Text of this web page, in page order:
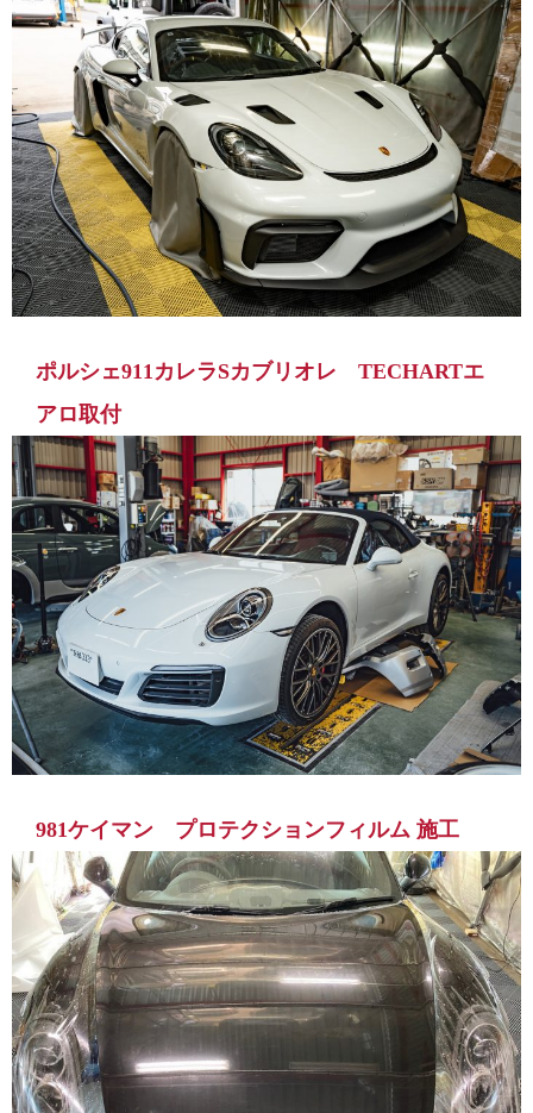
ポルシェ911カレラSカブリオレ TECHARTエ
アロ取付
981ケイマン プロテクションフィルム 施工